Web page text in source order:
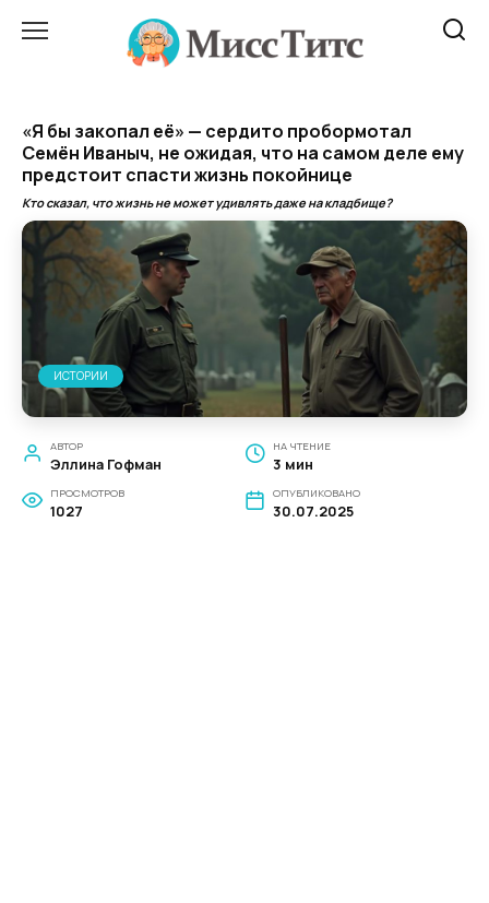
«Я бы закопал её» — сердито пробормотал
Семён Иваныч, не ожидая, что на самом деле ему
предстоит спасти жизнь покойнице
Кто сказал, что жизнь не может удивлять даже на кладбище?
ИСТОРИИ
АВТОР
Эллина Гофман
НА ЧТЕНИЕ
3 мин
ПРОСМОТРОВ
1027
ОПУБЛИКОВАНО
30.07.2025